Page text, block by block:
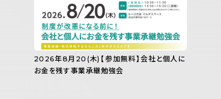
2026年8月20(木)【参加無料】会社と個人に
お金を残す事業承継勉強会